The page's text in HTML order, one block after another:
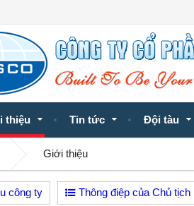
thiệu Tin tức Đội tàu
Giới thiệu
công ty Thông điệp của Chủ